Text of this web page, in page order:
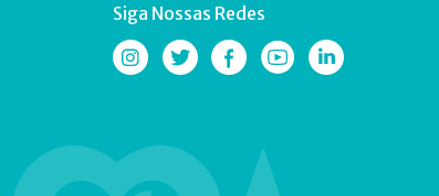
Siga Nossas Redes